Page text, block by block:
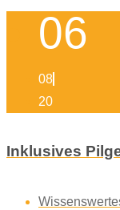
06
08
20
Inklusives